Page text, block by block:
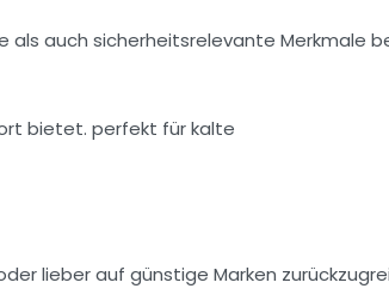
auch sicherheitsrelevante Merkmale
lieber auf günstige Marken